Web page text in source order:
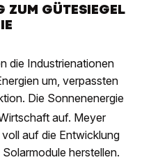
ZUM GÜTESIEGEL
die Industrienationen
um, verpassten
Die Sonnenenergie
auf. Meyer
auf die Entwicklung
herstellen.